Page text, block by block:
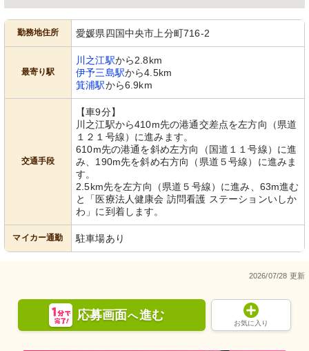
勤務地住所 愛媛県四国中央市上分町716-2
最寄り駅
川之江駅から2.8km
伊予三島駅から4.5km
箕浦駅から6.9km
交通手段
【車9分】
川之江駅から410m先の港通交差点を左方向（県道
１２１号線）に進みます。
610m先の港通を斜め左方向（国道１１号線）に進
み、190m先を斜め右方向（県道５号線）に進みま
す。
2.5km先を左方向（県道５号線）に進み、63m進む
と「医療法人健康会 訪問看護 ステーションいしか
わ」に到着します。
マイカー通勤 駐車場あり
2026/07/28 更新
応募画面へ進む
お気に入り